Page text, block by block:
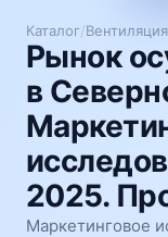
Каталог/
Рынок
в
2025.
Маркетинговое